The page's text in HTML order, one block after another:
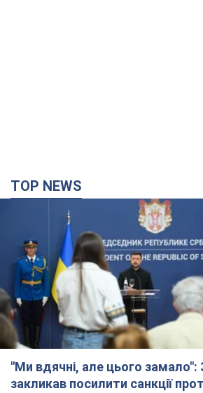
TOP NEWS
"Ми вдячні, але цього замало":
закликав посилити санкції